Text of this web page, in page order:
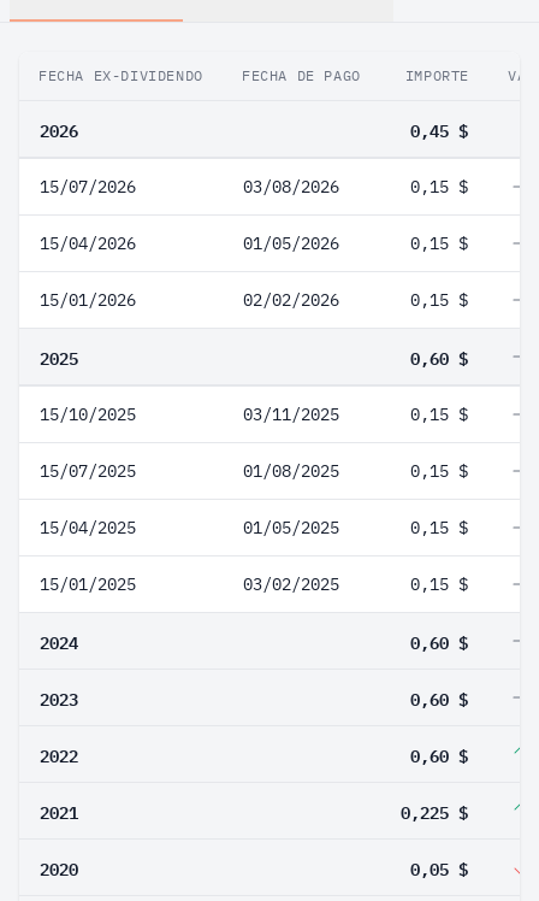
FECHA EX-DIVIDENDO FECHA DE PAGO IMPORTE
2026 0,45 $
15/07/2026 03/08/2026 0,15 $
15/04/2026 01/05/2026 0,15 $
15/01/2026 02/02/2026 0,15 $
2025 0,60 $
15/10/2025 03/11/2025 0,15 $
15/07/2025 01/08/2025 0,15 $
15/04/2025 01/05/2025 0,15 $
15/01/2025 03/02/2025 0,15 $
2024 0,60 $
2023 0,60 $
2022 0,60 $
2021 0,225 $
2020 0,05 $